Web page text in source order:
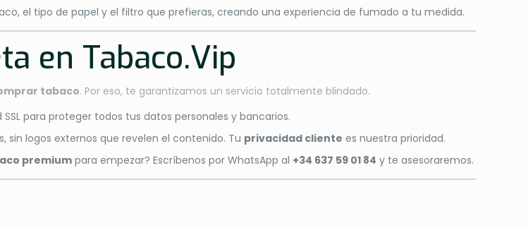
el tipo de papel y el filtro que prefieras, creando una experiencia de fumado a tu medida.
en Tabaco.Vip
tabaco. Por eso, te garantizamos un servicio totalmente blindado.
para proteger todos tus datos personales y bancarios.
sin logos externos que revelen el contenido. Tu privacidad cliente es nuestra prioridad.
premium para empezar? Escríbenos por WhatsApp al +34 637 59 01 84 y te asesoraremos.